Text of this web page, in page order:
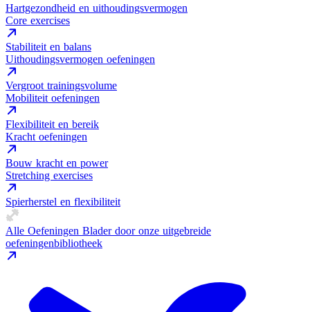
Hartgezondheid en uithoudingsvermogen
Core exercises
Stabiliteit en balans
Uithoudingsvermogen oefeningen
Vergroot trainingsvolume
Mobiliteit oefeningen
Flexibiliteit en bereik
Kracht oefeningen
Bouw kracht en power
Stretching exercises
Spierherstel en flexibiliteit
Alle Oefeningen Blader door onze uitgebreide
oefeningenbibliotheek